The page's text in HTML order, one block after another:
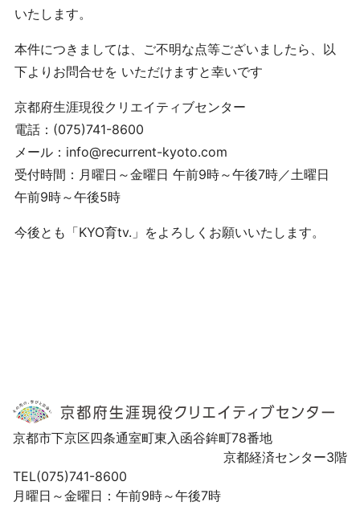
いたします。
本件につきましては、ご不明な点等ございましたら、以
下よりお問合せを いただけますと幸いです
京都府生涯現役クリエイティブセンター
電話：(075)741-8600
メール：info@recurrent-kyoto.com
受付時間：月曜日～金曜日 午前9時～午後7時／土曜日
午前9時～午後5時
今後とも「KYO育tv.」をよろしくお願いいたします。
京都市下京区四条通室町東入函谷鉾町78番地
京都経済センター3階
TEL(075)741-8600
月曜日～金曜日：午前9時～午後7時